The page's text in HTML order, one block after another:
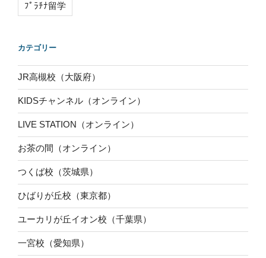
ﾌﾟﾗﾁﾅ留学
カテゴリー
JR高槻校（大阪府）
KIDSチャンネル（オンライン）
LIVE STATION（オンライン）
お茶の間（オンライン）
つくば校（茨城県）
ひばりが丘校（東京都）
ユーカリが丘イオン校（千葉県）
一宮校（愛知県）